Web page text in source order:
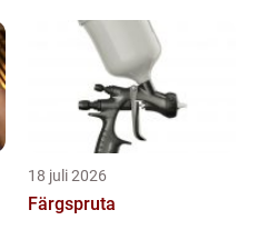
18 juli 2026
Färgspruta